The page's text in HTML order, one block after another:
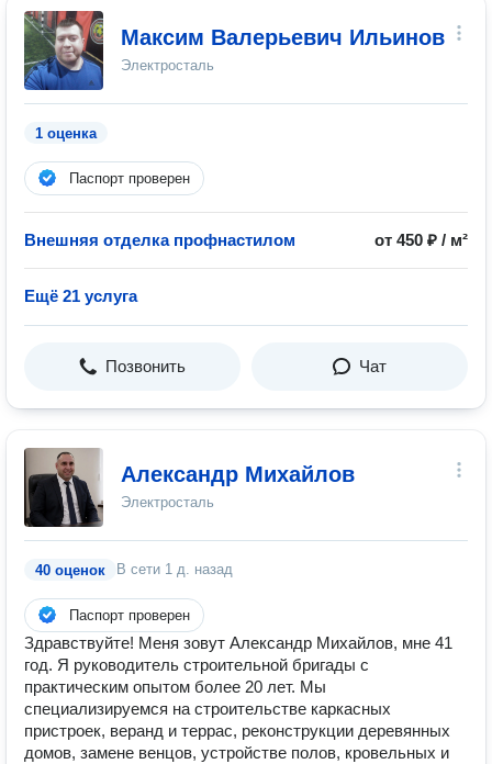
Максим Валерьевич Ильинов
Электросталь
1 оценка
Паспорт проверен
Внешняя отделка профнастилом от 450 ₽ / м²
Ещё 21 услуга
Позвонить Чат
Александр Михайлов
Электросталь
40 оценок В сети 1 д. назад
Паспорт проверен
Здравствуйте! Меня зовут Александр Михайлов, мне 41
год. Я руководитель строительной бригады с
практическим опытом более 20 лет. Мы
специализируемся на строительстве каркасных
пристроек, веранд и террас, реконструкции деревянных
домов, замене венцов, устройстве полов, кровельных и